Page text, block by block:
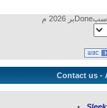
Contact us-